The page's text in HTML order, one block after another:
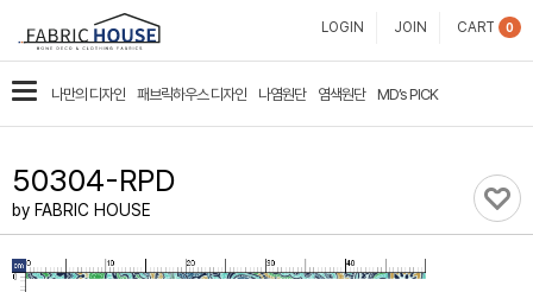
패
브
릭
하
스
LOGIN JOIN CART 0
카
테
고
리
나만의 디자인 패브릭하우스 디자인 나염원단 염색원단 MD’s PICK
50304-RPD
by FABRIC HOUSE